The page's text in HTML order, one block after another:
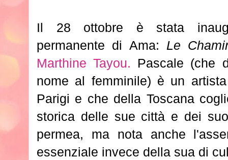
Il 28 ottobre è stata
permanente di Ama: Le
Marthine Tayou. Pascale (che
nome al femminile) è un
Parigi e che della Toscana
storica delle sue città e dei
permea, ma nota anche
essenziale invece della sua di